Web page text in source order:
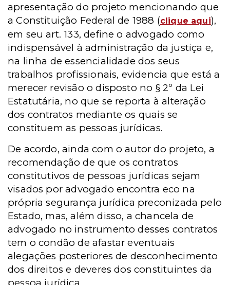
apresentação do projeto mencionando que
a Constituição Federal de 1988 (clique aqui),
em seu art. 133, define o advogado como
indispensável à administração da justiça e,
na linha de essencialidade dos seus
trabalhos profissionais, evidencia que está a
merecer revisão o disposto no § 2º da Lei
Estatutária, no que se reporta à alteração
dos contratos mediante os quais se
constituem as pessoas jurídicas.
De acordo, ainda com o autor do projeto, a
recomendação de que os contratos
constitutivos de pessoas jurídicas sejam
visados por advogado encontra eco na
própria segurança jurídica preconizada pelo
Estado, mas, além disso, a chancela de
advogado no instrumento desses contratos
tem o condão de afastar eventuais
alegações posteriores de desconhecimento
dos direitos e deveres dos constituintes da